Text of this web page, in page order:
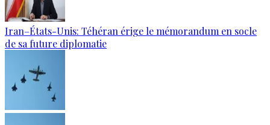
Iran–États-Unis: Téhéran érige le mémorandum en socle
de sa future diplomatie